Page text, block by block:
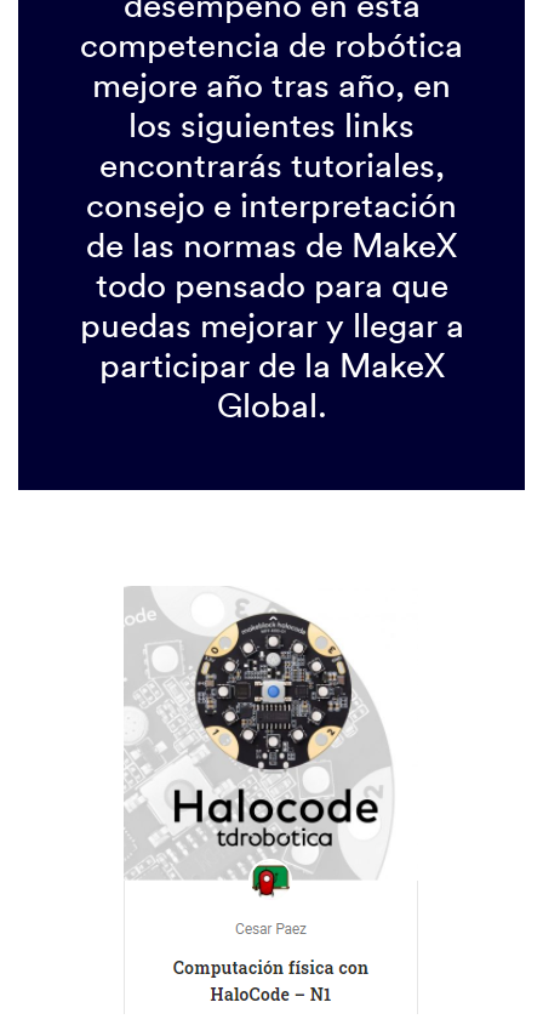
competencia de robótica
mejore año tras año, en
los siguientes links
encontrarás tutoriales,
consejo e interpretación
de las normas de MakeX
todo pensado para que
puedas mejorar y llegar a
participar de la MakeX
Global.